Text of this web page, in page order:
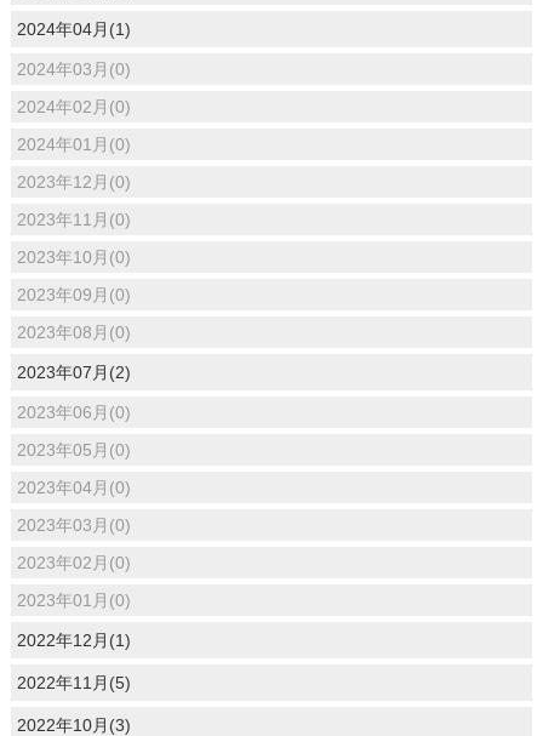
2024年04月(1)
2024年03月(0)
2024年02月(0)
2024年01月(0)
2023年12月(0)
2023年11月(0)
2023年10月(0)
2023年09月(0)
2023年08月(0)
2023年07月(2)
2023年06月(0)
2023年05月(0)
2023年04月(0)
2023年03月(0)
2023年02月(0)
2023年01月(0)
2022年12月(1)
2022年11月(5)
2022年10月(3)